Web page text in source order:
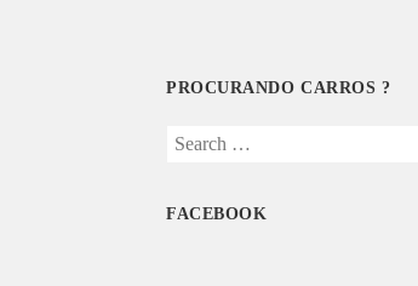
PROCURANDO CARROS ?
Search
FACEBOOK